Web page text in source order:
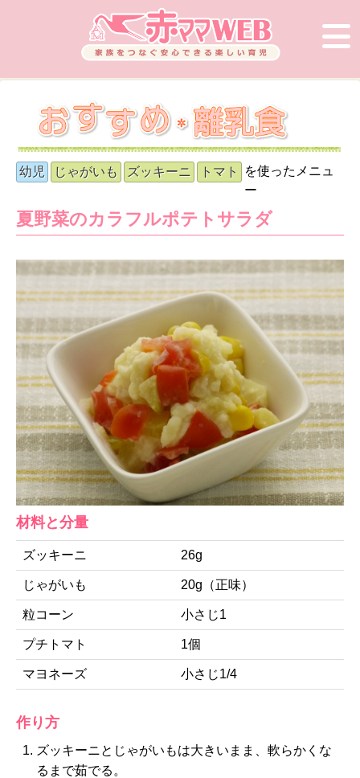
幼児 じゃがいも ズッキーニ トマト
を使ったメニュ
ー
夏野菜のカラフルポテトサラダ
材料と分量
ズッキーニ 26g
じゃがいも 20g（正味）
粒コーン 小さじ1
プチトマト 1個
マヨネーズ 小さじ1/4
作り方
ズッキーニとじゃがいもは大きいまま、軟らかくな
るまで茹でる。